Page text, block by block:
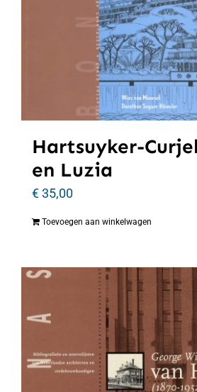
Hartsuyker-
en Luzia
€35,00
Toevoegen aan winkelwagen